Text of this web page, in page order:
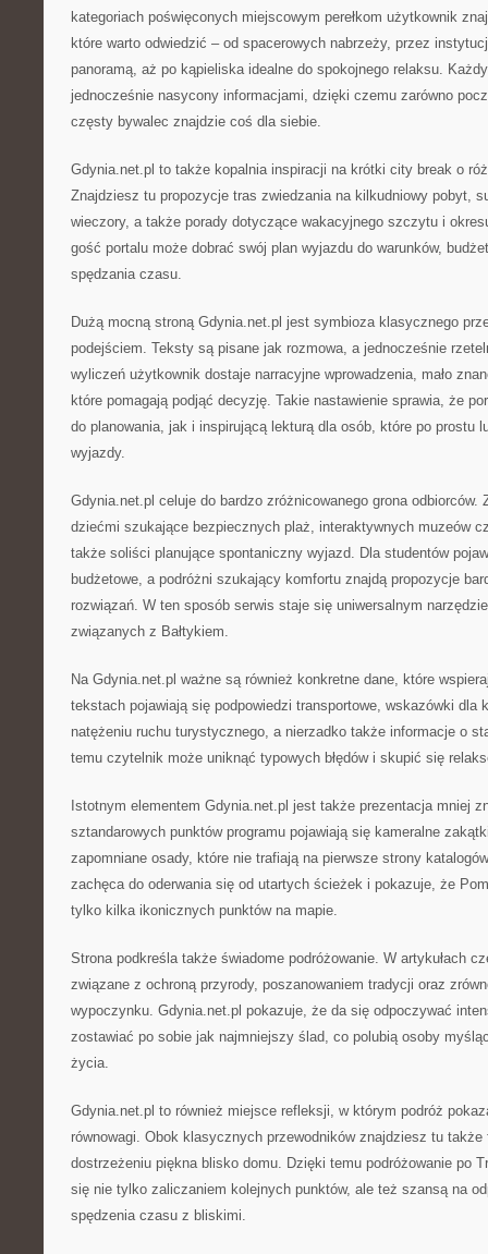
kategoriach poświęconych miejscowym perełkom użytkownik
które warto odwiedzić – od spacerowych nabrzeży, przez
panoramą, aż po kąpieliska idealne do spokojnego relaksu.
jednocześnie nasycony informacjami, dzięki czemu zarówno
częsty bywalec znajdzie coś dla siebie.
Gdynia.net.pl to także kopalnia inspiracji na krótki city break o
Znajdziesz tu propozycje tras zwiedzania na kilkudniowy pobyt,
wieczory, a także porady dotyczące wakacyjnego szczytu i
gość portalu może dobrać swój plan wyjazdu do warunków,
spędzania czasu.
Dużą mocną stroną Gdynia.net.pl jest symbioza klasycznego
podejściem. Teksty są pisane jak rozmowa, a jednocześnie
wyliczeń użytkownik dostaje narracyjne wprowadzenia, mało
które pomagają podjąć decyzję. Takie nastawienie sprawia, że
do planowania, jak i inspirującą lekturą dla osób, które po prostu
wyjazdy.
Gdynia.net.pl celuje do bardzo zróżnicowanego grona
dziećmi szukające bezpiecznych plaż, interaktywnych muzeów
także soliści planujące spontaniczny wyjazd. Dla studentów
budżetowe, a podróżni szukający komfortu znajdą propozycje
rozwiązań. W ten sposób serwis staje się uniwersalnym
związanych z Bałtykiem.
Na Gdynia.net.pl ważne są również konkretne dane, które
tekstach pojawiają się podpowiedzi transportowe, wskazówki dla
natężeniu ruchu turystycznego, a nierzadko także informacje o
temu czytelnik może uniknąć typowych błędów i skupić się
Istotnym elementem Gdynia.net.pl jest także prezentacja mniej
sztandarowych punktów programu pojawiają się kameralne
zapomniane osady, które nie trafiają na pierwsze strony
zachęca do oderwania się od utartych ścieżek i pokazuje, że
tylko kilka ikonicznych punktów na mapie.
Strona podkreśla także świadome podróżowanie. W artykułach
związane z ochroną przyrody, poszanowaniem tradycji oraz
wypoczynku. Gdynia.net.pl pokazuje, że da się odpoczywać
zostawiać po sobie jak najmniejszy ślad, co polubią osoby
życia.
Gdynia.net.pl to również miejsce refleksji, w którym podróż
równowagi. Obok klasycznych przewodników znajdziesz tu także
dostrzeżeniu piękna blisko domu. Dzięki temu podróżowanie po
się nie tylko zaliczaniem kolejnych punktów, ale też szansą na
spędzenia czasu z bliskimi.